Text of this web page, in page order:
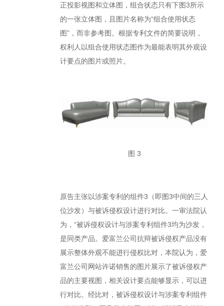
正投影视图和立体图，组合状态只有下图3所示
的一张立体图，且图片名称为“组合使用状态
图”，而非参考图。根据专利文件的简要说明，
权利人以组合使用状态图作为最能表明其外观设
计要点的图片或照片。
图 3
原告主张以涉案专利的组件3（即图3中间的三人
位沙发）与被诉侵权设计进行对比。一审法院认
为，“被诉侵权设计与涉案专利组件3均为沙发，
是同类产品。爱富兰公司抗辩被诉侵权产品没有
展示整体外观不能进行侵权比对，本院认为，爱
富兰公司网站许诺销售的图片展示了被诉侵权产
品的主要视图，相关设计要点能够显示，可以进
行对比。经比对，被诉侵权设计与涉案专利组件